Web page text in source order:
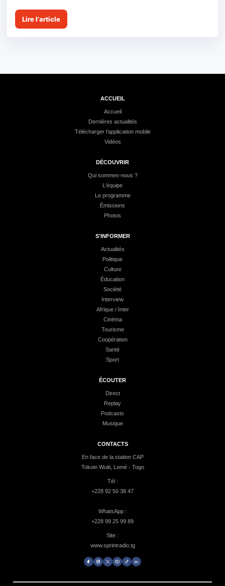
Lire l'article
ACCUEIL
Accueil
Dernières actualités
Télécharger l'application mobile
Vidéos
DÉCOUVRIR
Qui sommes-nous ?
L'équipe
Le programme
Émissions
Photos
S'INFORMER
Actualités
Politique
Culture
Éducation
Société
Interview
Afrique / Inter
Cinéma
Tourisme
Coopération
Santé
Sport
ÉCOUTER
Direct
Replay
Podcasts
Musique
CONTACTS
En face de la station CAP
Tokoin Wuiti, Lomé - Togo
Tél :
+228 92 50 38 47
WhatsApp :
+228 99 25 99 89
Site :
www.sprintradio.tg